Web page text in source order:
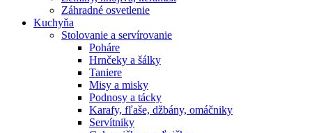
Záhradné osvetlenie
Kuchyňa
Stolovanie a servírovanie
Poháre
Hrnčeky a šálky
Taniere
Misy a misky
Podnosy a tácky
Karafy, fľaše, džbány, omáčniky
Servítniky